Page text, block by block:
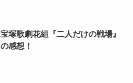
宝塚歌劇花組『二人だけの戦場』
の感想！